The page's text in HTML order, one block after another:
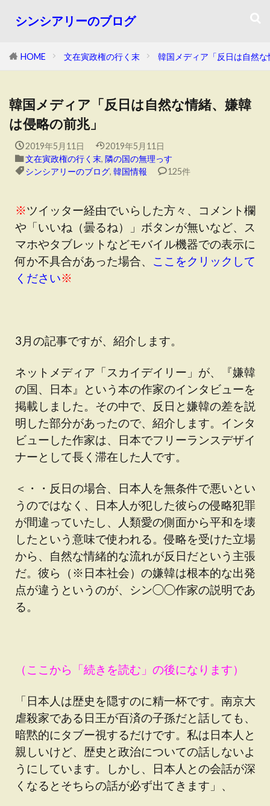
シンシアリーのブログ
HOME 文在寅政権の行く末 韓国メディア「反日は自然
韓国メディア「反日は自然な情緒、嫌韓
は侵略の前兆」
2019年5月11日
2019年5月11日
文在寅政権の行く末, 隣の国の無理っす
シンシアリーのブログ, 韓国情報 125件
※ツイッター経由でいらした方々、コメント欄
や「いいね（曇るね）」ボタンが無いなど、ス
マホやタブレットなどモバイル機器での表示に
何か不具合があった場合、 ここをクリックして
ください※
3月の記事ですが、紹介します。
ネットメディア「スカイデイリー」が、『嫌韓
の国、日本』という本の作家のインタビューを
掲載しました。その中で、反日と嫌韓の差を説
明した部分があったので、紹介します。インタ
ビューした作家は、日本でフリーランスデザイ
ナーとして長く滞在した人です。
＜・・反日の場合、日本人を無条件で悪いとい
うのではなく、日本人が犯した彼らの侵略犯罪
が間違っていたし、人類愛の側面から平和を壊
したという意味で使われる。侵略を受けた立場
から、自然な情緒的な流れが反日だという主張
だ。彼ら（※日本社会）の嫌韓は根本的な出発
点が違うというのが、シン◯◯作家の説明であ
る。
（ここから「続きを読む」の後になります）
「日本人は歴史を隠すのに精一杯です。南京大
虐殺家である日王が百済の子孫だと話しても、
暗黙的にタブー視するだけです。私は日本人と
親しいけど、歴史と政治についての話しないよ
うにしています。しかし、日本人との会話が深
くなるとそちらの話が必ず出てきます」、